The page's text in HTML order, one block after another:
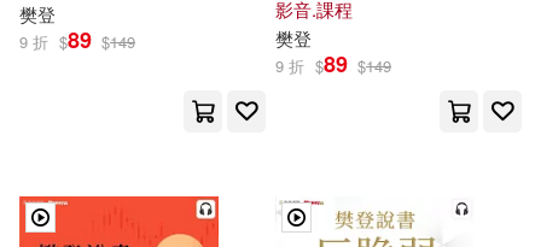
樊登
9 折 $89 $149
影音.課程
樊登
9 折 $89 $149